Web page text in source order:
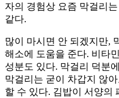
자의 경험상 요즘 막걸리
같다.
많이 마시면 안 되겠지만,
해소에 도움을 준다. 비타
성분도 있다. 막걸리 덕분
막걸리는 굳이 차갑지 않
할 수 있다. 김밥이 서양의